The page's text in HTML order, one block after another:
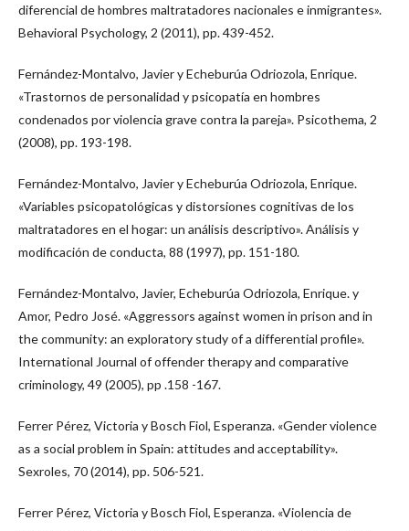
diferencial de hombres maltratadores nacionales e inmigrantes».
Behavioral Psychology, 2 (2011), pp. 439-452.
Fernández-Montalvo, Javier y Echeburúa Odriozola, Enrique.
«Trastornos de personalidad y psicopatía en hombres
condenados por violencia grave contra la pareja». Psicothema, 2
(2008), pp. 193-198.
Fernández-Montalvo, Javier y Echeburúa Odriozola, Enrique.
«Variables psicopatológicas y distorsiones cognitivas de los
maltratadores en el hogar: un análisis descriptivo». Análisis y
modificación de conducta, 88 (1997), pp. 151-180.
Fernández-Montalvo, Javier, Echeburúa Odriozola, Enrique. y
Amor, Pedro José. «Aggressors against women in prison and in
the community: an exploratory study of a differential profile».
International Journal of offender therapy and comparative
criminology, 49 (2005), pp .158 -167.
Ferrer Pérez, Victoria y Bosch Fiol, Esperanza. «Gender violence
as a social problem in Spain: attitudes and acceptability».
Sexroles, 70 (2014), pp. 506-521.
Ferrer Pérez, Victoria y Bosch Fiol, Esperanza. «Violencia de